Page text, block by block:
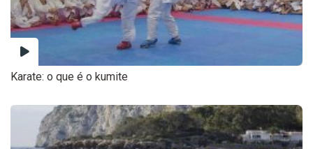
Karate: o que é o kumite